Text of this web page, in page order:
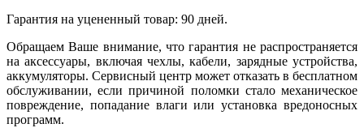
Гарантия на уцененный товар: 90 дней.
Обращаем Ваше внимание, что гарантия не распространяется
на аксессуары, включая чехлы, кабели, зарядные устройства,
аккумуляторы. Сервисный центр может отказать в бесплатном
обслуживании, если причиной поломки стало механическое
повреждение, попадание влаги или установка вредоносных
программ.